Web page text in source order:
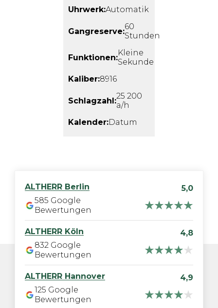
Uhrwerk:Automatik
Gangreserve:60
Stunden
Funktionen:Kleine
Sekunde
Kaliber:8916
Schlagzahl:25 200
a/h
Kalender:Datum
ALTHERR Berlin
5,0
585 Google
Bewertungen
ALTHERR Köln
4,8
832 Google
Bewertungen
ALTHERR Hannover
4,9
125 Google
Bewertungen